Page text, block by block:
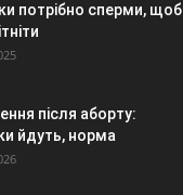
потрібно сперми, щоб
після аборту:
йдуть, норма